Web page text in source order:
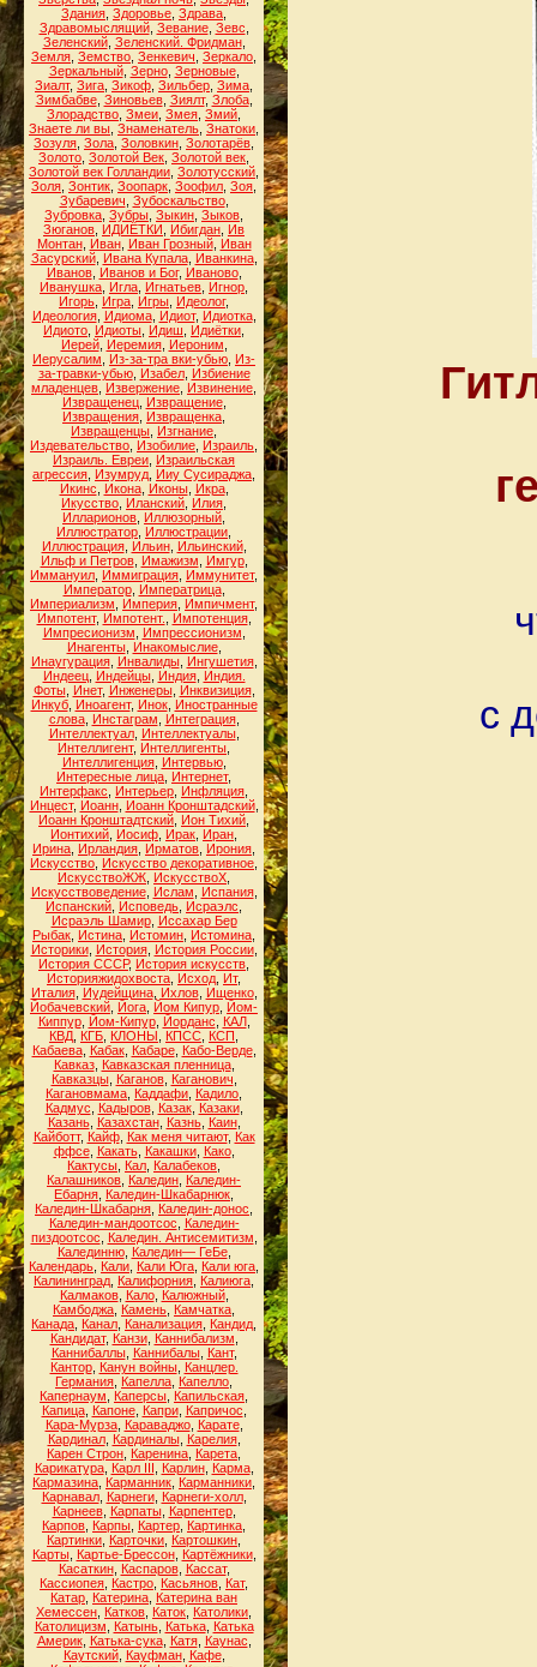
Здания Здоровье Здрава
Здравомыслящий, Зевание, Зевс
Зеленский, Зеленский. Фридман,
Земля Земство Зенкевич Зеркало
Зеркальный, Зерно, Зерновые,
Зиалт, Зига Зикоф Зильбер Зима
Зимбабве, Зиновьев, Зиялт, Злоба,
Злорадство Змеи Змея Змий
Знаете ли вы Знаменатель Знатоки
Зозуля Зола Золовкин Золотарёв
Золото Золотой Век Золотой век
Золотой век Голландии Золотусский
Золя Зонтик Зоопарк Зоофил Зоя
Зубаревич Зубоскальство,
Зубровка Зубры Зыкин Зыков
Зюганов ИДИЁТКИ Ибигдан Ив
Монтан, Иван, Иван Грозный, Иван
Засурский, Ивана Купала, Иванкина,
Иванов, Иванов и Бог, Иваново,
Иванушка Игла Игнатьев Игнор
Игорь Игра Игры Идеолог,
Идеология, Идиома, Идиот, Идиотка,
Идиото Идиоты Идиш Идиётки
Иерей, Иеремия, Иероним
Иерусалим
Из-за-тра вки-убью Из-
за-травки-убью, Изабел, Избиение
младенцев Извержение Извинение
Извращенец, Извращение,
Извращения Извращенка
Извращенцы Изгнание
Издевательство Изобилие Израиль
Израиль. Евреи Израильская
агрессия Изумруд Ииу Сусираджа
Икинс
Икона, Иконы, Икра,
Икусство Иланский Илия
Илларионов Иллюзорный
Иллюстратор Иллюстрации
Иллюстрация, Ильин, Ильинский,
Ильф и Петров, Имажизм Имгур,
Иммануил Иммиграция Иммунитет,
Император, Императрица,
Империализм
Империя Импичмент,
Импотент, Импотент. Импотенция,
Импресионизм
Импрессионизм
Инагенты, Инакомыслие,
Инаугурация, Инвалиды, Ингушетия,
Индеец, Индейцы, Индия, Индия.
Фоты, Инет, Инженеры, Инквизиция,
Инкуб, Иноагент, Инок, Иностранные
слова, Инстаграм Интеграция,
Интеллектуал, Интеллектуалы,
Интеллигент, Интеллигенты
Интеллигенция, Интервью,
Интересные лица Интернет,
Интерфакс
Интерьер Инфляция
Инцест, Иоанн, Иоанн Кронштадский,
Иоанн Кронштадтский Ион Тихий
Ионтихий Иосиф Ирак Иран
Ирина Ирландия Ирматов Ирония
Искусство Искусство декоративное
ИскусствоЖЖ ИскусствоХ
Искусствоведение, Ислам Испания,
Испанский Исповедь Исраэлс
Исраэль Шамир, Иссахар Бер
Рыбак Истина Истомин Истомина
Историки, История, История России,
История СССР, История искусств
Историяжидохвоста Исход Ит,
Италия, Иудейщина, Ихлов, Ищенко,
Йобачевский Йога Йом Кипур Йом-
Киппур, Йом-Кипур, Йорданс КАЛ,
КВД КГБ КЛОНЫ КПСС КСП
Кабаева, Кабак, Кабаре, Кабо-Верде,
Кавказ, Кавказская пленница,
Кавказцы, Каганов, Каганович
Кагановмама Каддафи Кадило
Кадмус
Кадыров, Казак, Казаки,
Казань, Казахстан, Казнь, Каин,
Кайботт, Кайф, Как меня читают, Как
ффсе, Какать, Какашки, Како,
Кактусы Кал Калабеков
Калашников Каледин Каледин-
Ебарня Каледин-Шкабарнюк
Каледин-Шкабарня Каледин-донос
Каледин-мандоотсос
Каледин-
пиздоотсос
Каледин. Антисемитизм
Калединню, Каледин— ГеБе,
Календарь Кали Кали Юга Кали юга
Калининград Калифорния Калиюга
Калмаков, Кало, Калюжный,
Камбоджа Камень Камчатка
Канада Канал Канализация Кандид
Кандидат, Канзи, Каннибализм
Каннибаллы, Каннибалы, Кант,
Кантор, Канун войны, Канцлер.
Германия Капелла Капелло
Капернаум
Каперсы Капильская
Капица, Капоне, Капри, Капричос
Кара-Мурза, Караваджо, Карате,
Кардинал, Кардиналы, Карелия,
Карен Строн Каренина Карета
Карикатура, Карл III Карлин, Карма,
Кармазина Карманник Карманники
Карнавал, Карнеги, Карнеги-холл,
Карнеев, Карпаты, Карпентер,
Карпов Карпы Картер Картинка
Картинки Карточки Картошкин
Карты, Картье-Брессон, Картёжники,
Касаткин, Каспаров, Кассат,
Кассиопея Кастро Касьянов Кат,
Катар Катерина Катерина ван
Хемессен Катков Каток Католики
Католицизм
Катынь, Катька, Катька
Америк, Катька-сука, Катя, Каунас
Каутский, Кауфман, Кафе,
с